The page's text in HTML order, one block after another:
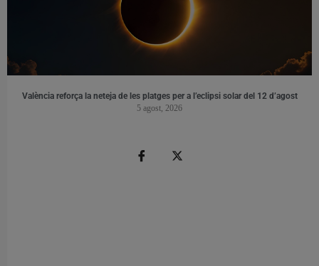
València reforça la neteja de les platges per a l’eclipsi solar del 12 d’agost
5 agost, 2026